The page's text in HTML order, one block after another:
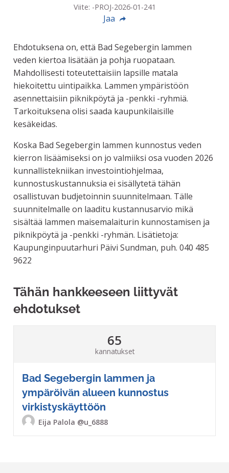
Viite: -PROJ-2026-01-241
Jaa
Ehdotuksena on, että Bad Segebergin lammen
veden kiertoa lisätään ja pohja ruopataan.
Mahdollisesti toteutettaisiin lapsille matala
hiekoitettu uintipaikka. Lammen ympäristöön
asennettaisiin piknikpöytä ja -penkki -ryhmiä.
Tarkoituksena olisi saada kaupunkilaisille
kesäkeidas.
Koska Bad Segebergin lammen kunnostus veden
kierron lisäämiseksi on jo valmiiksi osa vuoden 2026
kunnallistekniikan investointiohjelmaa,
kunnostuskustannuksia ei sisällytetä tähän
osallistuvan budjetoinnin suunnitelmaan. Tälle
suunnitelmalle on laaditu kustannusarvio mikä
sisältää lammen maisemalaiturin kunnostamisen ja
piknikpöytä ja -penkki -ryhmän. Lisätietoja:
Kaupunginpuutarhuri Päivi Sundman, puh. 040 485
9622
Tähän hankkeeseen liittyvät
ehdotukset
Bad Segebergin lammen ja
ympäröivän alueen kunnostus
virkistyskäyttöön
Eija Palola @u_6888
65
kannatukset